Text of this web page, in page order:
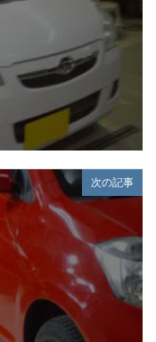
次の記事